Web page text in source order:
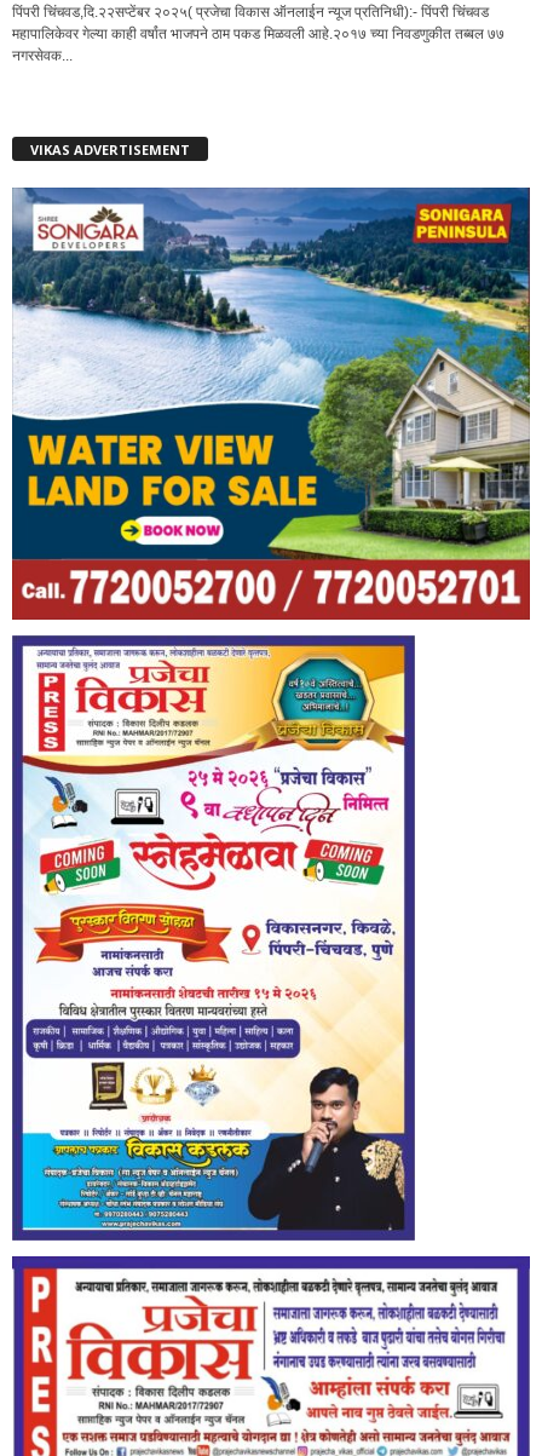
पिंपरी चिंचवड,दि.२२सप्टेंबर २०२५( प्रजेचा विकास ऑनलाईन न्यूज प्रतिनिधी):- पिंपरी चिंचवड
महापालिकेवर गेल्या काही वर्षांत भाजपने ठाम पकड मिळवली आहे.२०१७ च्या निवडणुकीत तब्बल ७७
नगरसेवक...
VIKAS ADVERTISEMENT